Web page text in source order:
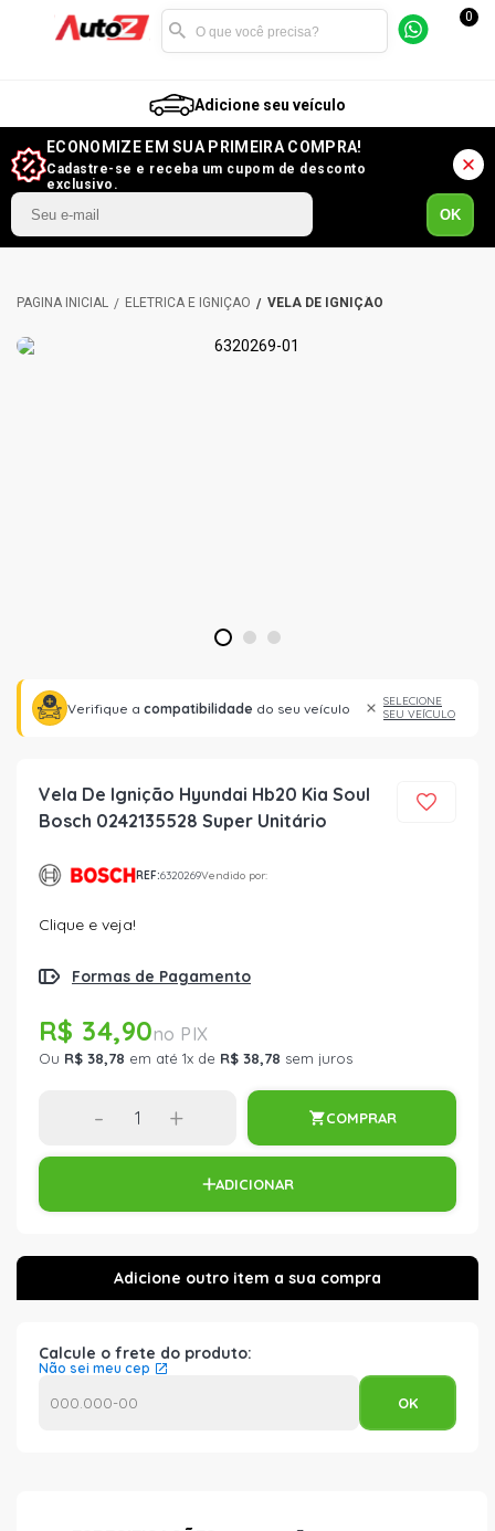
0
Adicione seu veículo
ECONOMIZE EM SUA PRIMEIRA COMPRA!
Cadastre-se e receba um cupom de desconto
exclusivo.
OK
ELÉTRICA E IGNIÇÃO VELA DE IGNIÇÃO
1 2 3
Verifique a compatibilidade do seu veículo
SELECIONE
SEU VEÍCULO
Vela De Ignição Hyundai Hb20 Kia Soul
Bosch 0242135528 Super Unitário
REF:6320269Vendido por:
Clique e veja!
Formas de Pagamento
R$ 34,90
Ou R$ 38,78 em até 1x de R$ 38,78 sem juros
- + COMPRAR
ADICIONAR
Calcule o frete do produto:
Não sei meu cep